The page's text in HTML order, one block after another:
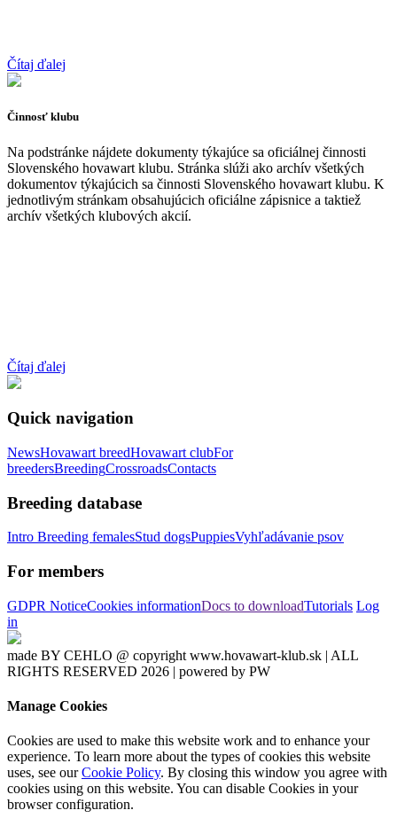
Čítaj ďalej
Činnosť klubu
Na podstránke nájdete dokumenty týkajúce sa oficiálnej činnosti
Slovenského hovawart klubu. Stránka slúži ako archív všetkých
dokumentov týkajúcich sa činnosti Slovenského hovawart klubu. K
jednotlivým stránkam obsahujúcich oficiálne zápisnice a taktiež
archív všetkých klubových akcií.
Čítaj ďalej
Quick navigation
NewsHovawart breedHovawart clubFor
breedersBreedingCrossroadsContacts
Breeding database
Intro Breeding femalesStud dogsPuppiesVyhľadávanie psov
For members
GDPR NoticeCookies informationDocs to downloadTutorials Log
in
made BY CEHLO @ copyright www.hovawart-klub.sk | ALL
RIGHTS RESERVED 2026 | powered by PW
Manage Cookies
Cookies are used to make this website work and to enhance your
experience. To learn more about the types of cookies this website
uses, see ourCookie Policy. By closing this window you agree with
cookies using on this website. You can disable Cookies in your
browser configuration.